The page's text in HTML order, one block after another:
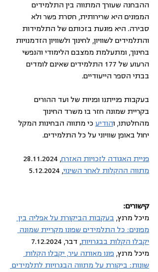
ההבחנה שעורך המתווה בין התלמידים
המפונים היא שרירותית, חסרת פשר ולא
סבירה. היא פוגעת בזכותם של התלמידות
והתלמידים לשוויון, לחינוך ולשוויון הזדמנויות
בחינוך, ומתעלמת ממצבם הלימודי והנפשי
הרעוע של 177 התלמידים שאינם לומדים
בבתי הספר הייעודיים.
בעקבות פנייתנו ופניות של ועד ההורים
בקריית שמונה חזר בו משרד החינוך
מהחלטתו, והודיע כי מתווה הבחינות המקל
יחול באופן שוויוני על כל התלמידים.
פניית האגודה לזכויות האזרח, 28.11.2024
מתווה ההקלות לאחר השינוי, 5.12.2024
קישורים:
מיכל מרנץ, בעקבות הביקורת על אפליה בין
מפונים: כל התלמידים שפונו מקריית שמונה
יקבלו הקלות בבגרויות, דבר, 7.12.2024
מיכל מרנץ, פונו מאותה עיר, יקבלו הקלות
שונות: ביקורת על מתווה הבגרויות לתלמידים